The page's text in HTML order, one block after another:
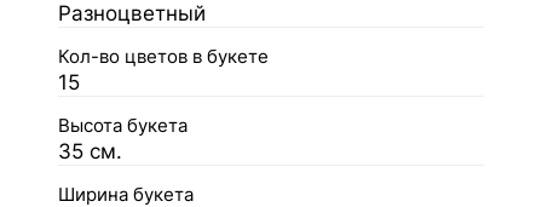
Разноцветный
Кол-во цветов в букете
15
Высота букета
35 см.
Ширина букета